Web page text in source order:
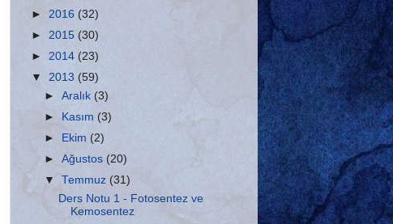
► 2016 (32)
► 2015 (30)
► 2014 (23)
▼ 2013 (59)
►Aralık(3)
►
Kasım (3)
►
Ekim (2)
►Ağustos (20)
▼Temmuz (31)
Ders Notu 1 - Fotosentez ve
Kemosentez